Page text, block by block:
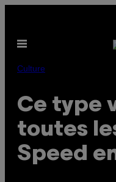
content
Open
Culture
Ce type
toutes
Speed